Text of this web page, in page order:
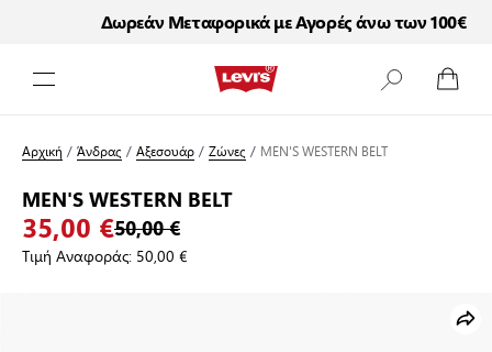
Δωρεάν Μεταφορικά με Αγορές άνω των 100€
Αρχική /Άνδρας /Αξεσουάρ/Ζώνες / MEN'S WESTERN BELT
MEN'S WESTERN BELT
35,00 €50,00 €
Τιμή Αναφοράς: 50,00 €